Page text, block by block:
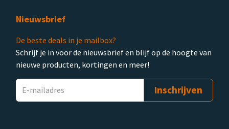
Nieuwsbrief
De beste deals in je mailbox?
Schrijf je in voor de nieuwsbrief en blijf op de hoogte van
nieuwe producten, kortingen en meer!
Inschrijven